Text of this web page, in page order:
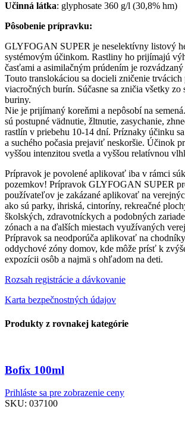
Učinná látka: glyphosate 360 g/l (30,8% hm)
Pôsobenie prípravku:
GLYFOGAN SUPER je neselektívny listový
systémovým účinkom. Rastliny ho prijímajú
časťami a asimilačným prúdením je
Touto translokáciou sa docieli zničenie trvácich
viacročných burín. Súčasne sa zničia všetky zo
buriny.
Nie je prijímaný koreňmi a nepôsobí na
sú postupné vädnutie, žltnutie, zasychanie,
rastlín v priebehu 10-14 dní. Príznaky účinku
a suchého počasia prejaviť neskoršie. Účinok
vyššou intenzitou svetla a vyššou relatívnou
Prípravok je povolené aplikovať iba v rámci
pozemkov! Prípravok GLYFOGAN SUPER
používateľov je zakázané aplikovať na
ako sú parky, ihriská, cintoríny, rekreačné
školských, zdravotníckych a podobných
zónach a na ďalších miestach využívaných
Prípravok sa neodporúča aplikovať na
oddychové zóny domov, kde môže prísť k
expozícii osôb a najmä s ohľadom na deti.
Rozsah registrácie a dávkovanie
Karta bezpečnostných údajov
Produkty z rovnakej kategórie
Bofix 100ml
Prihláste sa pre zobrazenie ceny
SKU: 037100